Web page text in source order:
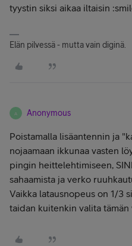
tyystin siksi aikaa iltaisin
Elän pilvessä - mutta vain diginä.
A Anonymous
Poistamalla lisäantennin ja
nojaamaan ikkunaa vasten
pingin heittelehtimiseen,
sahaamista ja verko
Vaikka latausnopeus on 1/3
taidan kuitenkin valita